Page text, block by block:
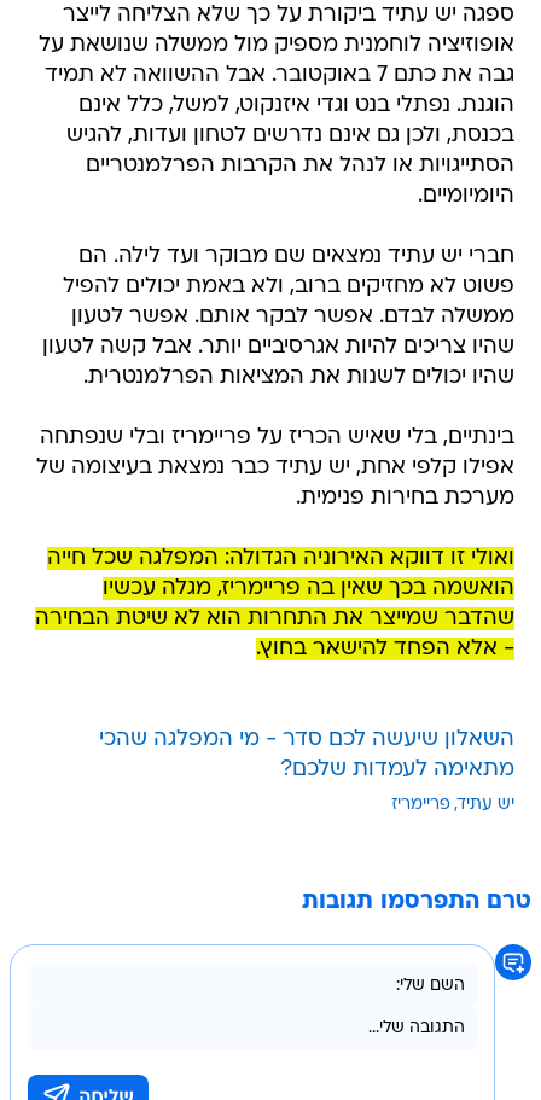
ספגה יש עתיד ביקורת על כך שלא הצליחה לייצר
אופוזיציה לוחמנית מספיק מול ממשלה שנושאת על
גבה את כתם 7 באוקטובר. אבל ההשוואה לא תמיד
הוגנת. נפתלי בנט וגדי איזנקוט, למשל, כלל אינם
בכנסת, ולכן גם אינם נדרשים לטחון ועדות, להגיש
הסתייגויות או לנהל את הקרבות הפרלמנטריים
היומיומיים.
חברי יש עתיד נמצאים שם מבוקר ועד לילה. הם
פשוט לא מחזיקים ברוב, ולא באמת יכולים להפיל
ממשלה לבדם. אפשר לבקר אותם. אפשר לטעון
שהיו צריכים להיות אגרסיביים יותר. אבל קשה לטעון
שהיו יכולים לשנות את המציאות הפרלמנטרית.
בינתיים, בלי שאיש הכריז על פריימריז ובלי שנפתחה
אפילו קלפי אחת, יש עתיד כבר נמצאת בעיצומה של
מערכת בחירות פנימית.
ואולי זו דווקא האירוניה הגדולה: המפלגה שכל חייה
הואשמה בכך שאין בה פריימריז, מגלה עכשיו
שהדבר שמייצר את התחרות הוא לא שיטת הבחירה
- אלא הפחד להישאר בחוץ.
השאלון שיעשה לכם סדר - מי המפלגה שהכי
מתאימה לעמדות שלכם?
יש עתיד פריימריז
טרם התפרסמו תגובות